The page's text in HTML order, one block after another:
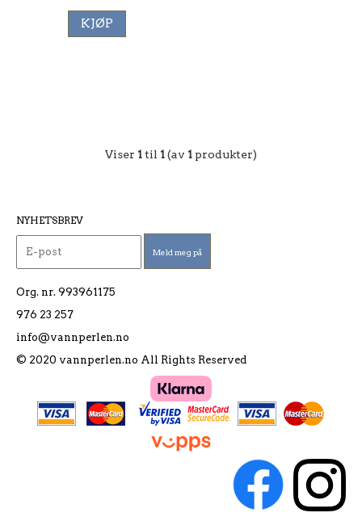
KJØP
Viser 1til 1(av 1 produkter)
NYHETSBREV
Org. nr. 993961175
976 23 257
info@vannperlen.no
© 2020 vannperlen.no All Rights Reserved